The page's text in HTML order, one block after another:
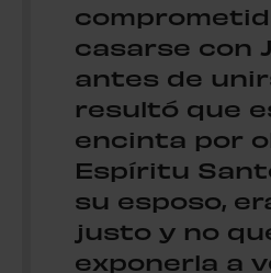
casarse con
antes de
resultó que
encinta por
Espíritu
su esposo,
justo y no
exponerla a